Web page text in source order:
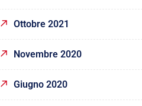
Ottobre 2021
Novembre 2020
Giugno 2020